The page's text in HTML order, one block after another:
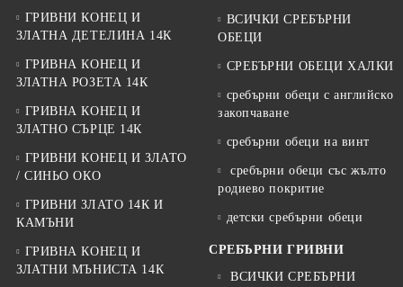
ГРИВНИ КОНЕЦ И
ЗЛАТНА ДЕТЕЛИНА 14К
ГРИВНА КОНЕЦ И
ЗЛАТНА РОЗЕТА 14К
ГРИВНА КОНЕЦ И
ЗЛАТНО СЪРЦЕ 14К
ГРИВНИ КОНЕЦ И ЗЛАТО
/ СИНЬО ОКО
ГРИВНИ ЗЛАТО 14К И
КАМЪНИ
ГРИВНА КОНЕЦ И
ЗЛАТНИ МЪНИСТА 14К
ВСИЧКИ СРЕБЪРНИ
ОБЕЦИ
СРЕБЪРНИ ОБЕЦИ ХАЛКИ
сребърни обеци с английско
закопчаване
сребърни обеци на винт
сребърни обеци със жълто
родиево покритие
детски сребърни обеци
СРЕБЪРНИ ГРИВНИ
ВСИЧКИ СРЕБЪРНИ